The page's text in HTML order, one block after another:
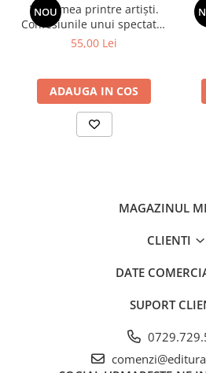
NOU
Viața mea printre artiști.
Confesiunile unui spectator
fidel
55,00 Lei
ADAUGA IN COS
MAGAZINUL
CLIENTI
DATE
SUPORT